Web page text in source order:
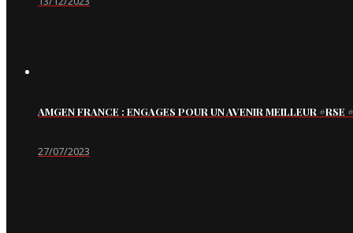
AMGEN FRANCE : ENGAGES POUR UN AVENIR MEILLEUR
27/07/2023